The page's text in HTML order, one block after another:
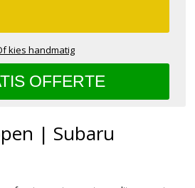
| Subaru
kies handmatig